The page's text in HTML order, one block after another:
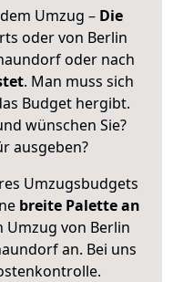
Umzug – Die
oder von Berlin
oder nach
. Man muss sich
Budget hergibt.
wünschen Sie?
ausgeben?
Umzugsbudgets
breite Palette an
Umzug von Berlin
an. Bei uns